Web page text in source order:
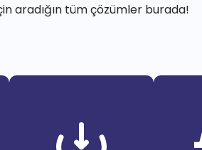
aradığın tüm çözümler burada!